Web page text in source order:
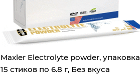
Maxler Electrolyte powder, упаковка
15 стиков по 6.8 г, Без вкуса